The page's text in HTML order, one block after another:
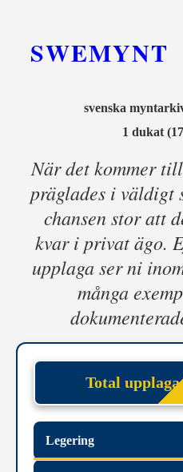
SWEMYNT
svenska
1 dukat
När det kommer
präglades i väldigt
chansen stor att
kvar i privat ägo.
upplaga ser ni
många
Total
Legering